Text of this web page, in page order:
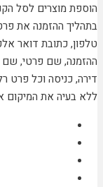
הוספת מוצרים לסל
בתהליך ההזמנה את
טלפון, כתובת דואר
ההזמנה, שם פרטי, שם
דירה, כניסה וכל פרט
ללא בעיה את המיקום